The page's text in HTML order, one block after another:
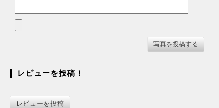
レビューを投稿！
レビューを投稿